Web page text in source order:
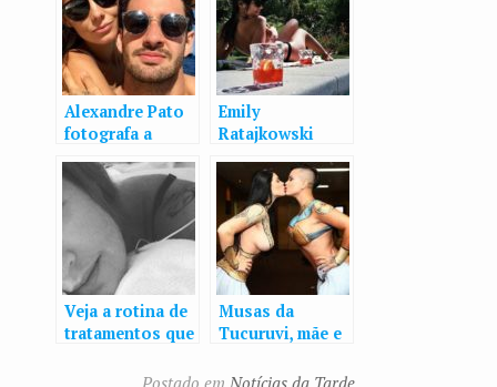
Alexandre Pato
fotografa a
calcinha em
sacada de Paris
Emily
Ratajkowski
vontade à beira
da piscina
Veja a rotina de
tratamentos que
segue para
Musas da
Tucuruvi, mãe e
tapa-sexo e